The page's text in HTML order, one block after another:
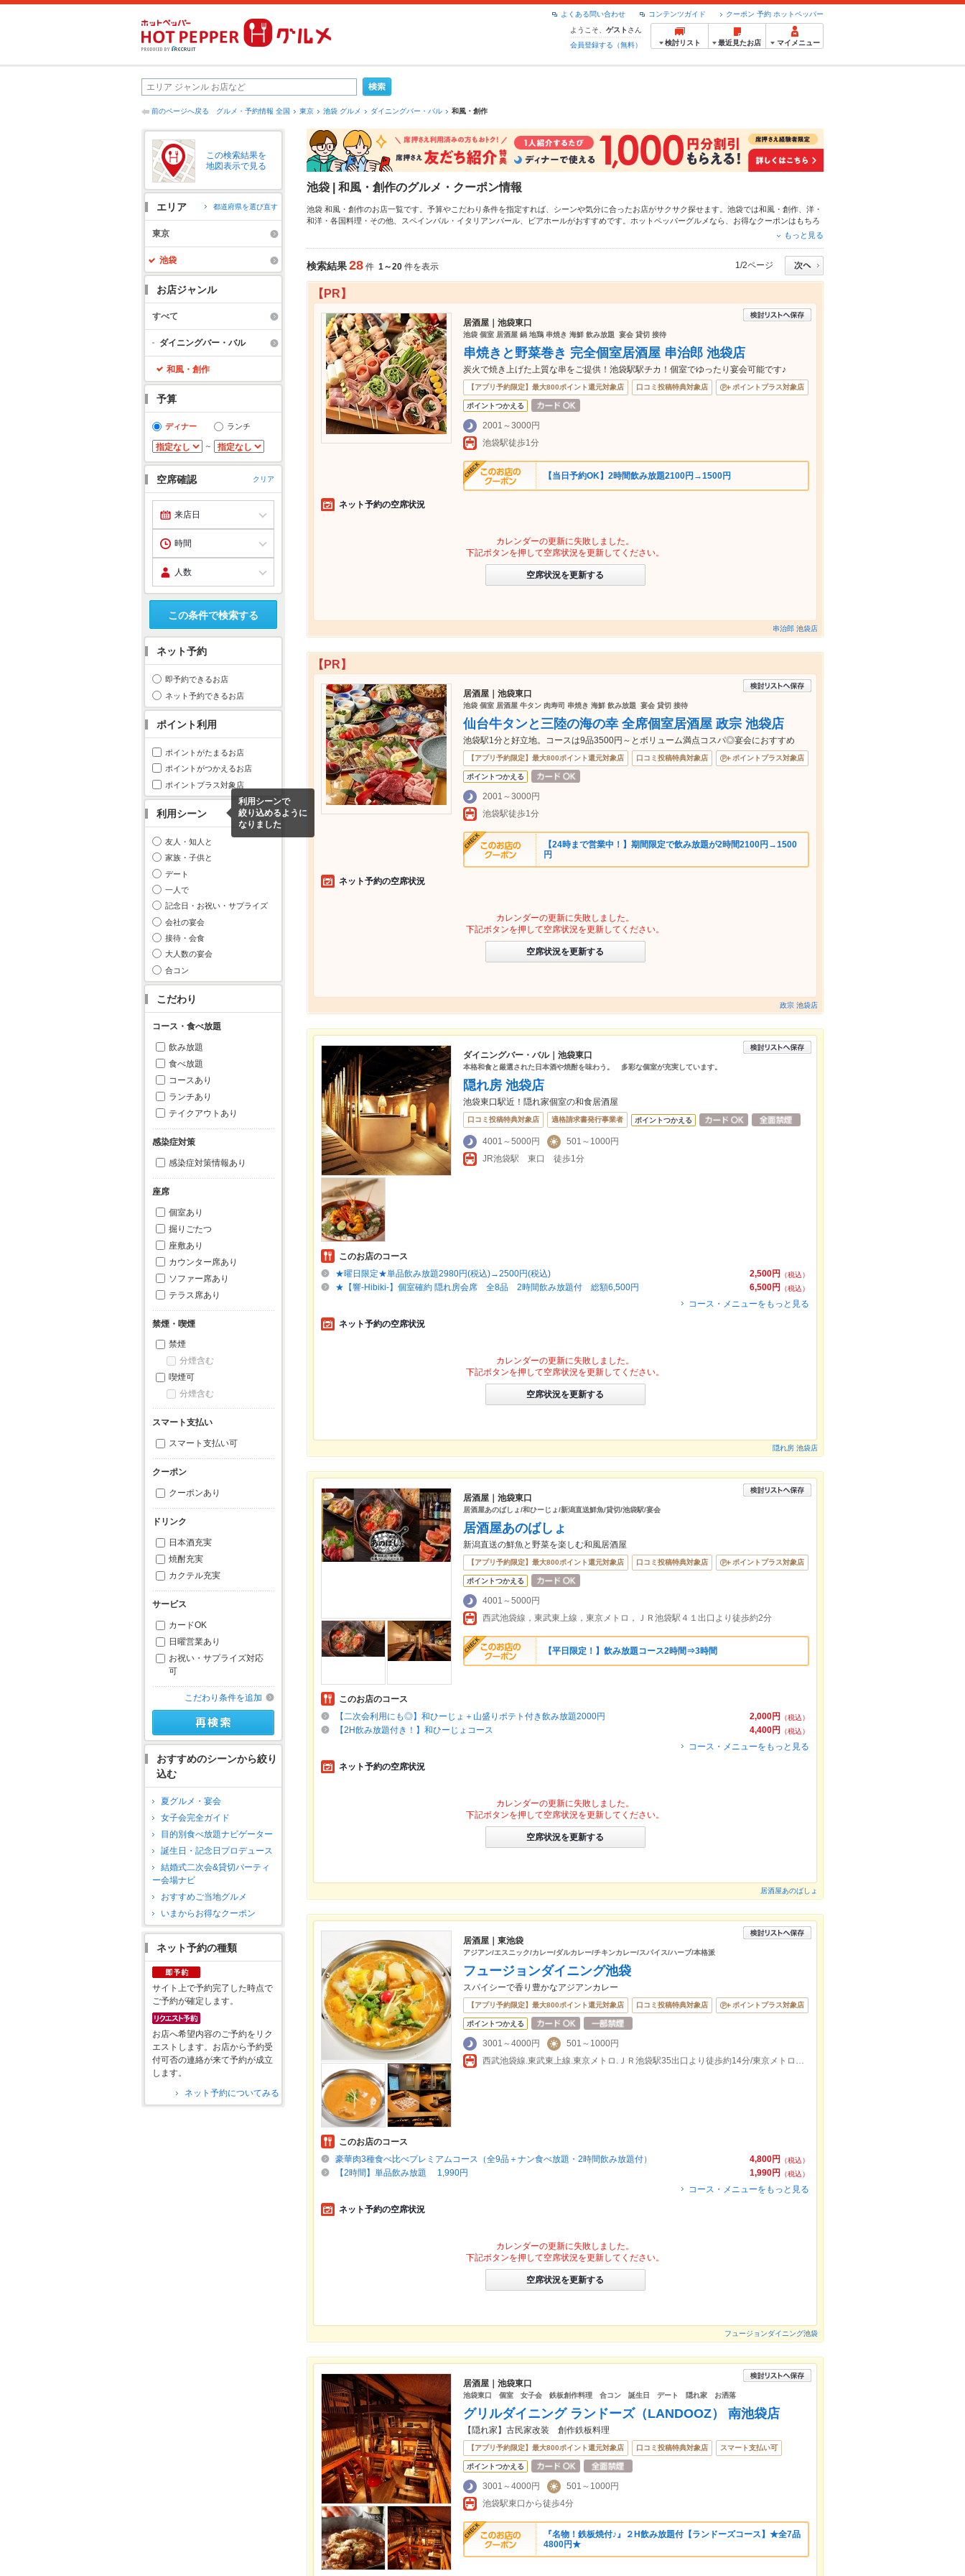
クーポン 予約 ホットペッパー
コンテンツガイド
よくある問い合わせ
ようこそ、 ゲスト さん
会員登録する（無料）
検討リスト 最近見たお店 マイメニュー
前のページへ戻る グルメ・予約情報 全国 東京 池袋 グルメ ダイニングバー・バル 和風・創作
この検索結果を
地図表示で見る
エリア 都道府県を選び直す
東京
池袋
お店ジャンル
すべて
ダイニングバー・バル
和風・創作
予算
ディナー ランチ
～
空席確認 クリア
この条件で検索する
ネット予約
即予約できるお店
ネット予約できるお店
ポイント利用
ポイントがたまるお店
ポイントがつかえるお店
ポイントプラス対象店
利用シーン
利用シーンで
絞り込めるように
なりました
友人・知人と
家族・子供と
デート
一人で
記念日・お祝い・サプライズ
会社の宴会
接待・会食
大人数の宴会
合コン
こだわり
コース・食べ放題
飲み放題
食べ放題
コースあり
ランチあり
テイクアウトあり
感染症対策
感染症対策情報あり
座席
個室あり
掘りごたつ
座敷あり
カウンター席あり
ソファー席あり
テラス席あり
禁煙・喫煙
禁煙
分煙含む
喫煙可
分煙含む
スマート支払い
スマート支払い可
クーポン
クーポンあり
ドリンク
日本酒充実
焼酎充実
カクテル充実
サービス
カードOK
日曜営業あり
お祝い・サプライズ対応
可
こだわり条件を追加
おすすめのシーンから絞り
込む
夏グルメ・宴会
女子会完全ガイド
目的別食べ放題ナビゲーター
誕生日・記念日プロデュース
結婚式二次会&貸切パーティ
ー会場ナビ
おすすめご当地グルメ
いまからお得なクーポン
ネット予約の種類
サイト上で予約完了した時点で
ご予約が確定します。
お店へ希望内容のご予約をリク
エストします。お店から予約受
付可否の連絡が来て予約が成立
します。
ネット予約についてみる
池袋 | 和風・創作のグルメ・クーポン情報
池袋 和風・創作のお店一覧です。予算やこだわり条件を指定すれば、シーンや気分に合ったお店がサクサク探せます。池袋では和風・創作、 洋・
和洋・各国料理・その他
スペインバル・イタリアンバール ビアホールがおすすめです。ホットペッパーグルメなら、お得なクーポンはもちろ
ん、こだわりメニューや季節のおすすめ料理など、お店の最新情報をご紹介しているので安心！24時間使える簡単便利なネット予約が使えるお店
もっと見る
検索結果28 件 1～20 件を表示 1/2ページ
【PR】
居酒屋｜池袋東口
池袋 個室 居酒屋 鍋 地鶏 串焼き 海鮮 飲み放題 宴会 貸切 接待
串焼きと野菜巻き 完全個室居酒屋 串治郎 池袋店
炭火で焼き上げた上質な串をご提供！池袋駅駅チカ！個室でゆったり宴会可能です♪
【アプリ予約限定】最大800ポイント還元対象店 口コミ投稿特典対象店 ポイントプラス対象店
ポイントつかえる
2001～3000円
池袋駅徒歩1分
【当日予約OK】2時間飲み放題2100円→1500円
ネット予約の空席状況
カレンダーの更新に失敗しました。
下記ボタンを押して空席状況を更新してください。
空席状況を更新する
串治郎 池袋店
【PR】
居酒屋｜池袋東口
池袋 個室 居酒屋 牛タン 肉寿司 串焼き 海鮮 飲み放題 宴会 貸切 接待
仙台牛タンと三陸の海の幸 全席個室居酒屋 政宗 池袋店
池袋駅1分と好立地。コースは9品3500円～とボリューム満点コスパ◎宴会におすすめ
【アプリ予約限定】最大800ポイント還元対象店 口コミ投稿特典対象店 ポイントプラス対象店
ポイントつかえる
2001～3000円
池袋駅徒歩1分
【24時まで営業中！】期間限定で飲み放題が2時間2100円→1500
円
ネット予約の空席状況
カレンダーの更新に失敗しました。
下記ボタンを押して空席状況を更新してください。
空席状況を更新する
政宗 池袋店
ダイニングバー・バル｜池袋東口
本格和食と厳選された日本酒や焼酎を味わう。 多彩な個室が充実しています。
隠れ房 池袋店
池袋東口駅近！隠れ家個室の和食居酒屋
口コミ投稿特典対象店 適格請求書発行事業者 ポイントつかえる
4001～5000円
501～1000円
JR池袋駅 東口 徒歩1分
このお店のコース
2,500円
（税込）
★曜日限定★単品飲み放題2980円(税込)→2500円(税込)
6,500円
（税込）
★【響-Hibiki-】個室確約 隠れ房会席 全8品 2時間飲み放題付 総額6,500円
コース・メニューをもっと見る
ネット予約の空席状況
カレンダーの更新に失敗しました。
下記ボタンを押して空席状況を更新してください。
空席状況を更新する
隠れ房 池袋店
居酒屋｜池袋東口
居酒屋あのばしょ/和ひーじょ/新潟直送鮮魚/貸切/池袋駅/宴会
居酒屋あのばしょ
新潟直送の鮮魚と野菜を楽しむ和風居酒屋
【アプリ予約限定】最大800ポイント還元対象店 口コミ投稿特典対象店 ポイントプラス対象店
ポイントつかえる
4001～5000円
西武池袋線，東武東上線，東京メトロ，ＪＲ池袋駅４１出口より徒歩約2分
【平日限定！】飲み放題コース2時間⇒3時間
このお店のコース
2,000円
（税込）
【二次会利用にも◎】和ひーじょ＋山盛りポテト付き飲み放題2000円
4,400円
（税込）
【2H飲み放題付き！】和ひーじょコース
コース・メニューをもっと見る
ネット予約の空席状況
カレンダーの更新に失敗しました。
下記ボタンを押して空席状況を更新してください。
空席状況を更新する
居酒屋あのばしょ
居酒屋｜東池袋
アジアン/エスニック/カレー/ダルカレー/チキンカレー/スパイス/ハーブ/本格派
フュージョンダイニング池袋
スパイシーで香り豊かなアジアンカレー
【アプリ予約限定】最大800ポイント還元対象店 口コミ投稿特典対象店 ポイントプラス対象店
ポイントつかえる
3001～4000円
501～1000円
西武池袋線.東武東上線.東京メトロ.ＪＲ池袋駅35出口より徒歩約14分/東京メトロ有楽町線東池袋駅2出口より徒歩約13分
このお店のコース
4,800円
（税込）
豪華肉3種食べ比べプレミアムコース（全9品＋ナン食べ放題・2時間飲み放題付）
1,990円
（税込）
【2時間】単品飲み放題 1,990円
コース・メニューをもっと見る
ネット予約の空席状況
カレンダーの更新に失敗しました。
下記ボタンを押して空席状況を更新してください。
空席状況を更新する
フュージョンダイニング池袋
居酒屋｜池袋東口
池袋東口 個室 女子会 鉄板創作料理 合コン 誕生日 デート 隠れ家 お洒落
グリルダイニング ランドーズ（LANDOOZ） 南池袋店
【隠れ家】古民家改装 創作鉄板料理
【アプリ予約限定】最大800ポイント還元対象店 口コミ投稿特典対象店 スマート支払い可
ポイントつかえる
3001～4000円
501～1000円
池袋駅東口から徒歩4分
『名物！鉄板焼付♪』２H飲み放題付【ランドーズコース】★全7品
4800円★